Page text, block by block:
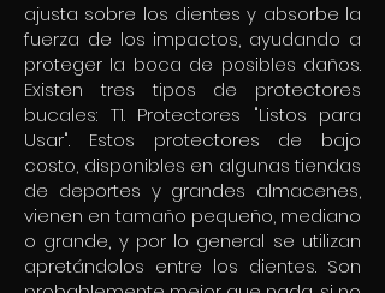
ajusta sobre los dientes y absorbe la
fuerza de los impactos, ayudando a
proteger la boca de posibles daños.
Existen tres tipos de protectores
bucales: T1. Protectores "Listos para
Usar". Estos protectores de bajo
costo, disponibles en algunas tiendas
de deportes y grandes almacenes,
vienen en tamaño pequeño, mediano
o grande, y por lo general se utilizan
apretándolos entre los dientes. Son